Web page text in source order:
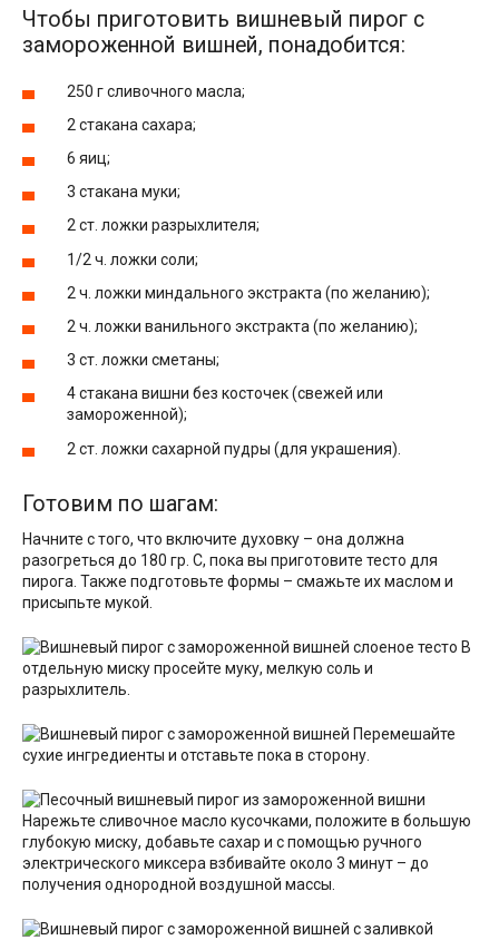
Чтобы приготовить вишневый пирог с
замороженной вишней, понадобится:
250 г сливочного масла;
2 стакана сахара;
6 яиц;
3 стакана муки;
2 ст. ложки разрыхлителя;
1/2 ч. ложки соли;
2 ч. ложки миндального экстракта (по желанию);
2 ч. ложки ванильного экстракта (по желанию);
3 ст. ложки сметаны;
4 стакана вишни без косточек (свежей или
замороженной);
2 ст. ложки сахарной пудры (для украшения).
Готовим по шагам:
Начните с того, что включите духовку – она должна
разогреться до 180 гр. С, пока вы приготовите тесто для
пирога. Также подготовьте формы – смажьте их маслом и
присыпьте мукой.
В
отдельную миску просейте муку, мелкую соль и
разрыхлитель.
Перемешайте
сухие ингредиенты и отставьте пока в сторону.
Нарежьте сливочное масло кусочками, положите в большую
глубокую миску, добавьте сахар и с помощью ручного
электрического миксера взбивайте около 3 минут – до
получения однородной воздушной массы.